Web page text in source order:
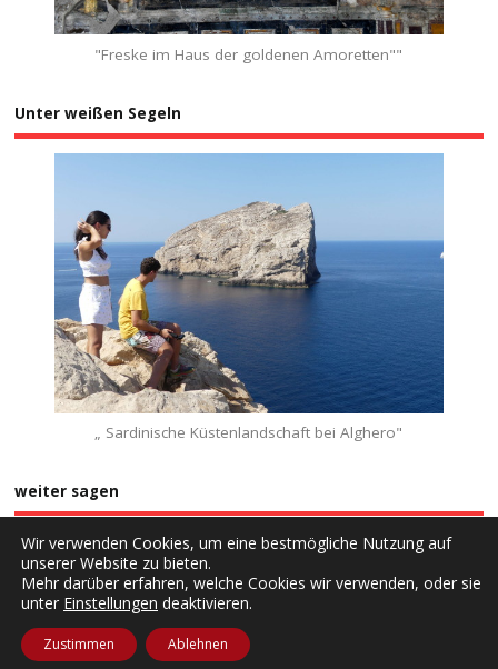
"Freske im Haus der goldenen Amoretten""
Unter weißen Segeln
„ Sardinische Küstenlandschaft bei Alghero"
weiter sagen
Copyright ©2026. rantlos
Home Impressum Datenschutzerklärung
Wir verwenden Cookies, um eine bestmögliche Nutzung auf
unserer Website zu bieten.
Mehr darüber erfahren, welche Cookies wir verwenden, oder sie
unter Einstellungen deaktivieren.
Zustimmen Ablehnen